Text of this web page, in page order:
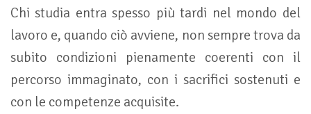
Chi studia entra spesso più tardi nel mondo del
lavoro e, quando ciò avviene, non sempre trova da
subito condizioni pienamente coerenti con il
percorso immaginato, con i sacrifici sostenuti e
con le competenze acquisite.